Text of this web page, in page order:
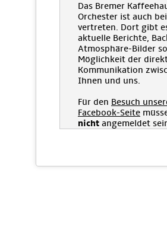
Das Bremer
Orchester ist auch
vertreten. Dort gibt
aktuelle Berichte,
Atmosphäre-Bilder
Möglichkeit der
Kommunikation
Ihnen und uns.
Für den Besuch
Facebook-Seite
nicht angemeldet